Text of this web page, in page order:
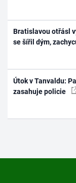
Bratislavou otřásl
se šířil dým,
Útok v Tanvaldu:
zasahuje policie